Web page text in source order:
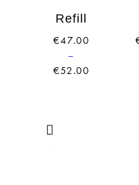
Refill
€47.00
–
€52.00